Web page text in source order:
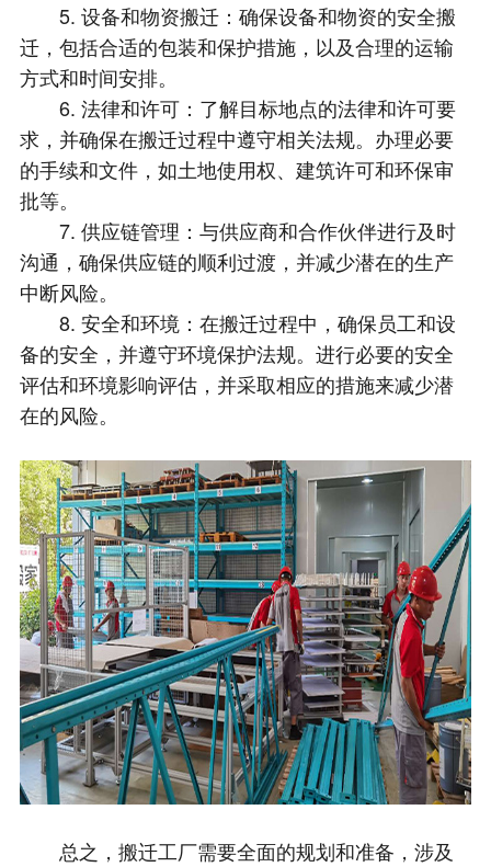
5. 设备和物资搬迁：确保设备和物资的安全搬
迁，包括合适的包装和保护措施，以及合理的运输
方式和时间安排。
6. 法律和许可：了解目标地点的法律和许可要
求，并确保在搬迁过程中遵守相关法规。办理必要
的手续和文件，如土地使用权、建筑许可和环保审
批等。
7. 供应链管理：与供应商和合作伙伴进行及时
沟通，确保供应链的顺利过渡，并减少潜在的生产
中断风险。
8. 安全和环境：在搬迁过程中，确保员工和设
备的安全，并遵守环境保护法规。进行必要的安全
评估和环境影响评估，并采取相应的措施来减少潜
在的风险。
总之，搬迁工厂需要全面的规划和准备，涉及